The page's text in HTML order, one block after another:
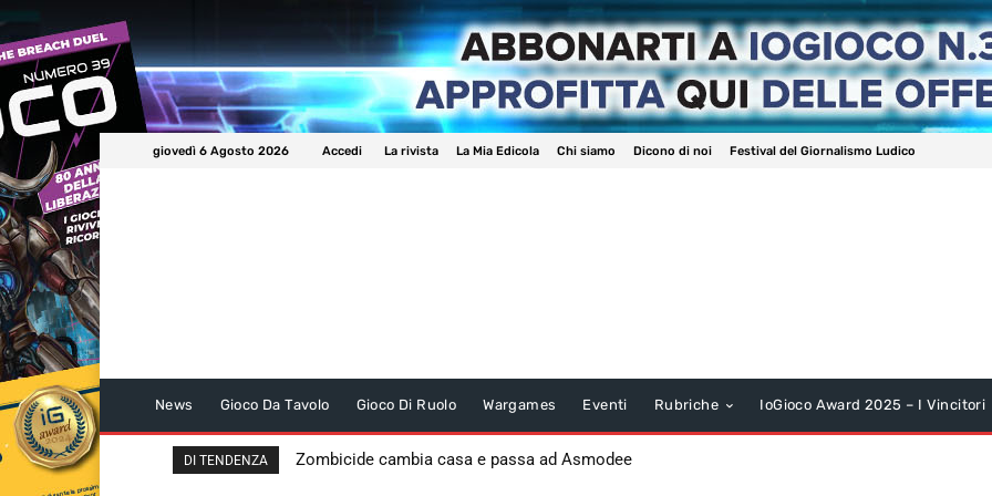
giovedì 6 Agosto 2026 Accedi La rivista La Mia Edicola Chi siamo Dicono di noi Festival del Giornalismo Ludico
News Gioco Da Tavolo Gioco Di Ruolo Wargames Eventi Rubriche IoGioco Award 2025 – I Vincitori
DI TENDENZA Zombicide cambia casa e passa ad Asmodee